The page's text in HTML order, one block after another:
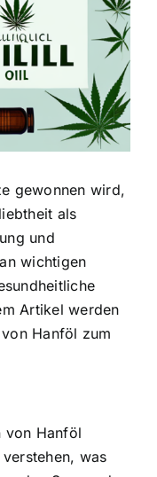
gewonnen wird,
als
und
wichtigen
Artikel werden
Hanföl zum
von Hanföl
was